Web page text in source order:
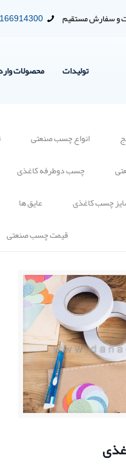
و سفارش مستقیم
تولیدات محصولات
انواع چسب صنعتی
چسب دوطرفه کاغذی
چسب کاغذی عایق ها
قیمت چسب صنعتی